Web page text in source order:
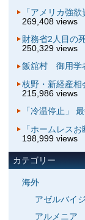
「アメリカ強
269,408 views
財務省2人目の
250,329 views
飯舘村 御用学
枝野・新経産
215,986 views
「冷温停止」
「ホームレス
198,999 views
カテゴリー
海外
アゼルバイ
アルメニア